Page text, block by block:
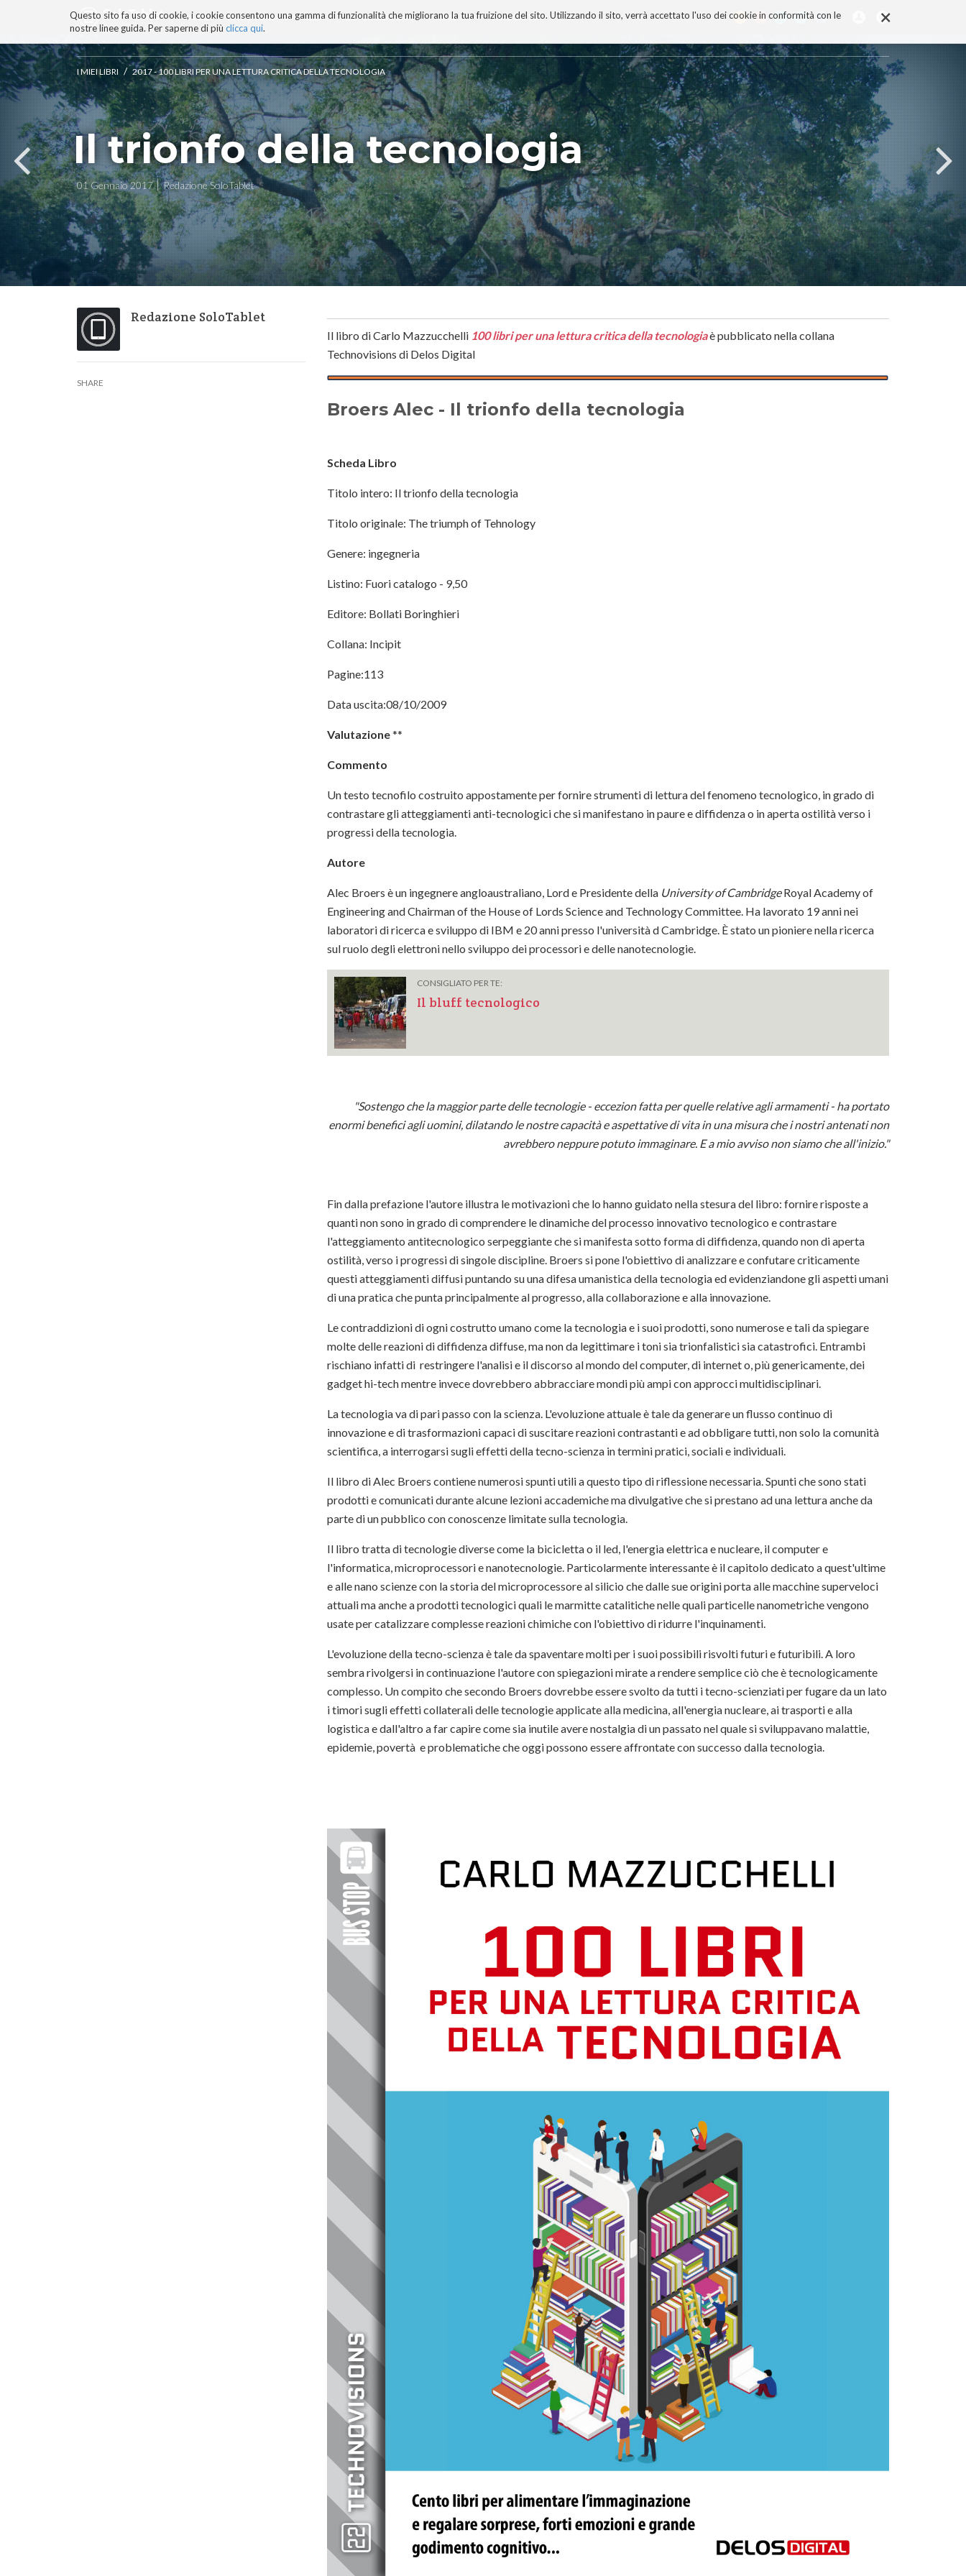
×
Questo sito fa uso di cookie, i cookie consentono una gamma di funzionalità che migliorano la tua fruizione del sito. Utilizzando il sito, verrà accettato l'uso dei cookie in conformità con le
nostre linee guida. Per saperne di più clicca qui.
BLOG TECNOCONSAPEVOLEZZA TECNOBIBLIOGRAFIA I MIEI LIBRI PROGETTO
ai
contenuti.
|
Salta
alla
navigazione
I MIEI LIBRI / 2017 - 100 LIBRI PER UNA LETTURA CRITICA DELLA TECNOLOGIA
Il trionfo della tecnologia
01 Gennaio 2017 Redazione SoloTablet
Redazione SoloTablet
SHARE
Il libro di Carlo Mazzucchelli 100 libri per una lettura critica della tecnologiaè pubblicato nella collana
Technovisions di Delos Digital
Broers Alec - Il trionfo della tecnologia
Scheda Libro
Titolo intero: Il trionfo della tecnologia
Titolo originale: The triumph of Tehnology
Genere: ingegneria
Listino: Fuori catalogo - 9,50
Editore: Bollati Boringhieri
Collana: Incipit
Pagine:113
Data uscita:08/10/2009
Valutazione**
Commento
Un testo tecnofilo costruito appostamente per fornire strumenti di lettura del fenomeno tecnologico, in grado di
contrastare gli atteggiamenti anti-tecnologici che si manifestano in paure e diffidenza o in aperta ostilità verso i
progressi della tecnologia.
Autore
Alec Broers è un ingegnere angloaustraliano, Lord e Presidente della University of CambridgeRoyal Academy of
Engineering and Chairman of the House of Lords Science and Technology Committee. Ha lavorato 19 anni nei
laboratori di ricerca e sviluppo di IBM e 20 anni presso l'università d Cambridge. È stato un pioniere nella ricerca
sul ruolo degli elettroni nello sviluppo dei processori e delle nanotecnologie.
CONSIGLIATO PER TE:
Il bluff tecnologico
"Sostengo che la maggior parte delle tecnologie - eccezion fatta per quelle relative agli armamenti - ha portato
enormi benefici agli uomini, dilatando le nostre capacità e aspettative di vita in una misura che i nostri antenati non
avrebbero neppure potuto immaginare. E a mio avviso non siamo che all'inizio."
Fin dalla prefazione l'autore illustra le motivazioni che lo hanno guidato nella stesura del libro: fornire risposte a
quanti non sono in grado di comprendere le dinamiche del processo innovativo tecnologico e contrastare
l'atteggiamento antitecnologico serpeggiante che si manifesta sotto forma di diffidenza, quando non di aperta
ostilità, verso i progressi di singole discipline. Broers si pone l'obiettivo di analizzare e confutare criticamente
questi atteggiamenti diffusi puntando su una difesa umanistica della tecnologia ed evidenziandone gli aspetti umani
di una pratica che punta principalmente al progresso, alla collaborazione e alla innovazione.
Le contraddizioni di ogni costrutto umano come la tecnologia e i suoi prodotti, sono numerose e tali da spiegare
molte delle reazioni di diffidenza diffuse, ma non da legittimare i toni sia trionfalistici sia catastrofici. Entrambi
rischiano infatti di restringere l'analisi e il discorso al mondo del computer, di internet o, più genericamente, dei
gadget hi-tech mentre invece dovrebbero abbracciare mondi più ampi con approcci multidisciplinari.
La tecnologia va di pari passo con la scienza. L'evoluzione attuale è tale da generare un flusso continuo di
innovazione e di trasformazioni capaci di suscitare reazioni contrastanti e ad obbligare tutti, non solo la comunità
scientifica, a interrogarsi sugli effetti della tecno-scienza in termini pratici, sociali e individuali.
Il libro di Alec Broers contiene numerosi spunti utili a questo tipo di riflessione necessaria. Spunti che sono stati
prodotti e comunicati durante alcune lezioni accademiche ma divulgative che si prestano ad una lettura anche da
parte di un pubblico con conoscenze limitate sulla tecnologia.
Il libro tratta di tecnologie diverse come la bicicletta o il led, l'energia elettrica e nucleare, il computer e
l'informatica, microprocessori e nanotecnologie. Particolarmente interessante è il capitolo dedicato a quest'ultime
e alle nano scienze con la storia del microprocessore al silicio che dalle sue origini porta alle macchine superveloci
attuali ma anche a prodotti tecnologici quali le marmitte catalitiche nelle quali particelle nanometriche vengono
usate per catalizzare complesse reazioni chimiche con l'obiettivo di ridurre l'inquinamenti.
L'evoluzione della tecno-scienza è tale da spaventare molti per i suoi possibili risvolti futuri e futuribili. A loro
sembra rivolgersi in continuazione l'autore con spiegazioni mirate a rendere semplice ciò che è tecnologicamente
complesso. Un compito che secondo Broers dovrebbe essere svolto da tutti i tecno-scienziati per fugare da un lato
i timori sugli effetti collaterali delle tecnologie applicate alla medicina, all'energia nucleare, ai trasporti e alla
logistica e dall'altro a far capire come sia inutile avere nostalgia di un passato nel quale si sviluppavano malattie,
epidemie, povertà e problematiche che oggi possono essere affrontate con successo dalla tecnologia.